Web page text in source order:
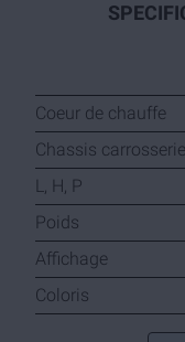
Coeur de chauffe
Chassis carrosserie
L, H, P
Poids
Affichage
Coloris